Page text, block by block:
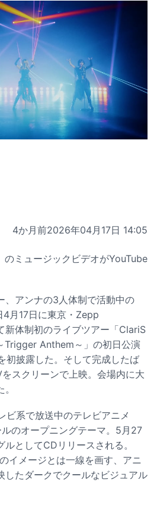
4か月前2026年04月17日 14:05
ミュージックビデオがYouTube
、アンナの3人体制で活動中の
月17日に東京・Zepp
新体制初のライブツアー「ClariS
Anthem～」の初日公演
初披露した。そして完成したば
スクリーンで上映。会場内に大
ビ系で放送中のテレビアニメ
ルのオープニングテーマ。5月27
としてCDリリースされる。
イメージとは一線を画す、アニ
したダークでクールなビジュアル